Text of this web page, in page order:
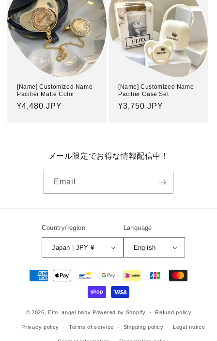
[Name] Customized Name
Pacifier Matte Color
Regular
¥4,480 JPY
[Name] Customized Name
Pacifier Case Set
Regular
¥3,750 JPY
メール限定でお得な情報配信中！
Email
Country/region
Japan | JPY ¥
Language
English
Payment
methods
© 2026, Eito. angel baby Powered by Shopify Refund policy
Privacy policy Terms of service Shipping policy Legal notice